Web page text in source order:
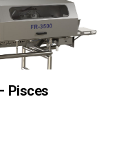
Pisces